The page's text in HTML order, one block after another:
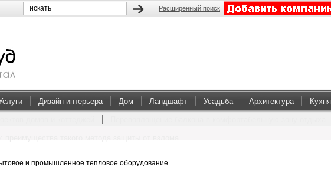
Расширенный поиск
Дизайн интерьера Дом Ландшафт Усадьба Архитектура Кухня
и промышленное тепловое оборудование